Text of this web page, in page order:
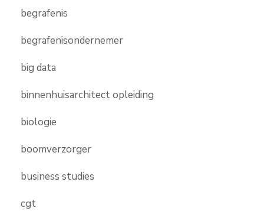
begrafenis
begrafenisondernemer
big data
binnenhuisarchitect opleiding
biologie
boomverzorger
business studies
cgt